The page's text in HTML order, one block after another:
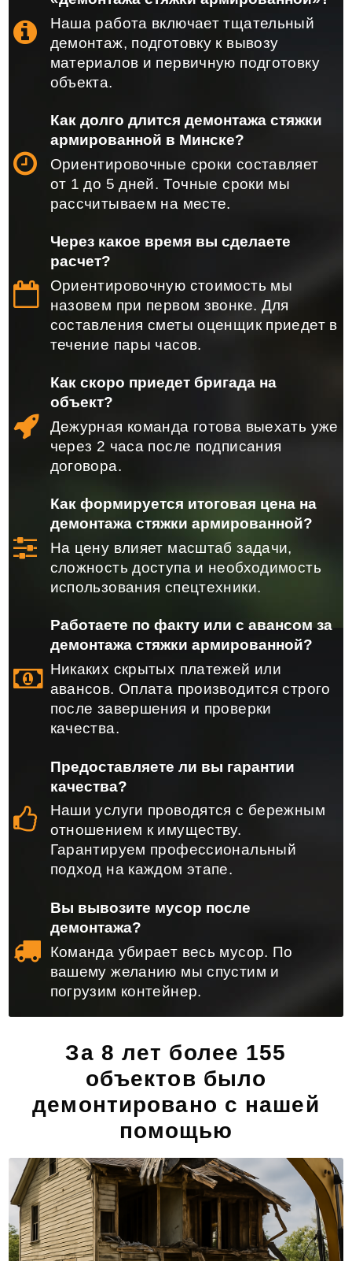
Наша работа включает тщательный
демонтаж, подготовку к вывозу
материалов и первичную подготовку
объекта.
Как долго длится демонтажа стяжки
армированной в Минске?
Ориентировочные сроки составляет
от 1 до 5 дней. Точные сроки мы
рассчитываем на месте.
Через какое время вы сделаете
расчет?
Ориентировочную стоимость мы
назовем при первом звонке. Для
составления сметы оценщик приедет в
течение пары часов.
Как скоро приедет бригада на
объект?
Дежурная команда готова выехать уже
через 2 часа после подписания
договора.
Как формируется итоговая цена на
демонтажа стяжки армированной?
На цену влияет масштаб задачи,
сложность доступа и необходимость
использования спецтехники.
Работаете по факту или с авансом за
демонтажа стяжки армированной?
Никаких скрытых платежей или
авансов. Оплата производится строго
после завершения и проверки
качества.
Предоставляете ли вы гарантии
качества?
Наши услуги проводятся с бережным
отношением к имуществу.
Гарантируем профессиональный
подход на каждом этапе.
Вы вывозите мусор после
демонтажа?
Команда убирает весь мусор. По
вашему желанию мы спустим и
погрузим контейнер.
За 8 лет более 155
объектов было
демонтировано с нашей
помощью